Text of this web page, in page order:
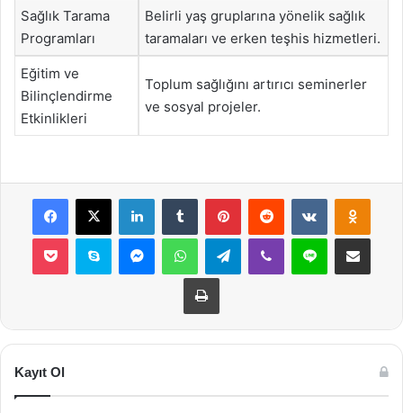
Sağlık Tarama
Programları
Belirli yaş gruplarına yönelik sağlık
taramaları ve erken teşhis hizmetleri.
Eğitim ve
Bilinçlendirme
Etkinlikleri
Toplum sağlığını artırıcı seminerler
ve sosyal projeler.
Facebook
X LinkedInTumblr PinterestReddit VKontakte
Pocket Skype MessengerWhatsAppTelegramViber Line E-Posta ile
Yazdır
Kayıt Ol